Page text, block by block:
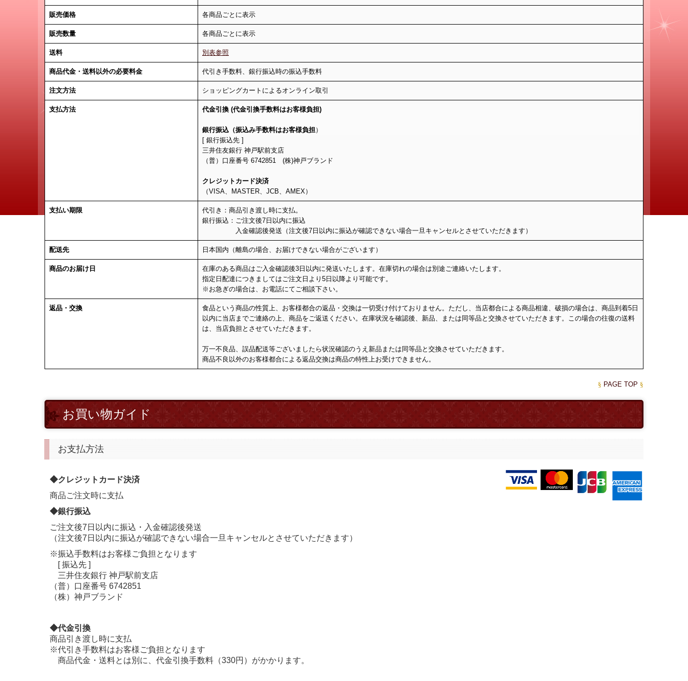
販売価格 各商品ごとに表示
販売数量 各商品ごとに表示
送料 別表参照
商品代金・送料以外の必要料金 代引き手数料、銀行振込時の振込手数料
注文方法 ショッピングカートによるオンライン取引
支払方法 代金引換 (代金引換手数料はお客様負担)
銀行振込（振込み手数料はお客様負担）
[ 銀行振込先 ]
三井住友銀行 神戸駅前支店
（普）口座番号 6742851 (株)神戸ブランド
クレジットカード決済
（VISA、MASTER、JCB、AMEX）
支払い期限
代引き：商品引き渡し時に支払。
銀行振込：ご注文後7日以内に振込
入金確認後発送（注文後7日以内に振込が確認できない場合一旦キャンセルとさせていただきます）
配送先 日本国内（離島の場合、お届けできない場合がございます）
商品のお届け日
在庫のある商品はご入金確認後3日以内に発送いたします。在庫切れの場合は別途ご連絡いたします。
指定日配達につきましてはご注文日より5日以降より可能です。
※お急ぎの場合は、お電話にてご相談下さい。
返品・交換
食品という商品の性質上、お客様都合の返品・交換は一切受け付けておりません。ただし、当店都合による商品相違、破損の場合は、商品到着5日
以内に当店までご連絡の上、商品をご返送ください。在庫状況を確認後、新品、または同等品と交換させていただきます。この場合の往復の送料
は、当店負担とさせていただきます。
万一不良品、誤品配送等ございましたら状況確認のうえ新品または同等品と交換させていただきます。
商品不良以外のお客様都合による返品交換は商品の特性上お受けできません。
§ PAGE TOP §
お買い物ガイド
お支払方法
◆クレジットカード決済
商品ご注文時に支払
◆銀行振込
ご注文後7日以内に振込・ 入金確認後発送
（注文後7日以内に振込が確認できない場合一旦キャンセルとさせていただきます）
※振込手数料はお客様ご負担となります
[ 振込先 ]
三井住友銀行 神戸駅前支店
（普）口座番号 6742851
（株） 神戸ブランド
◆代金引換
商品引き渡し時に支払
※代引き手数料はお客様ご負担となります
商品代金・送料とは別に、代金引換手数料（330円）がかかります。